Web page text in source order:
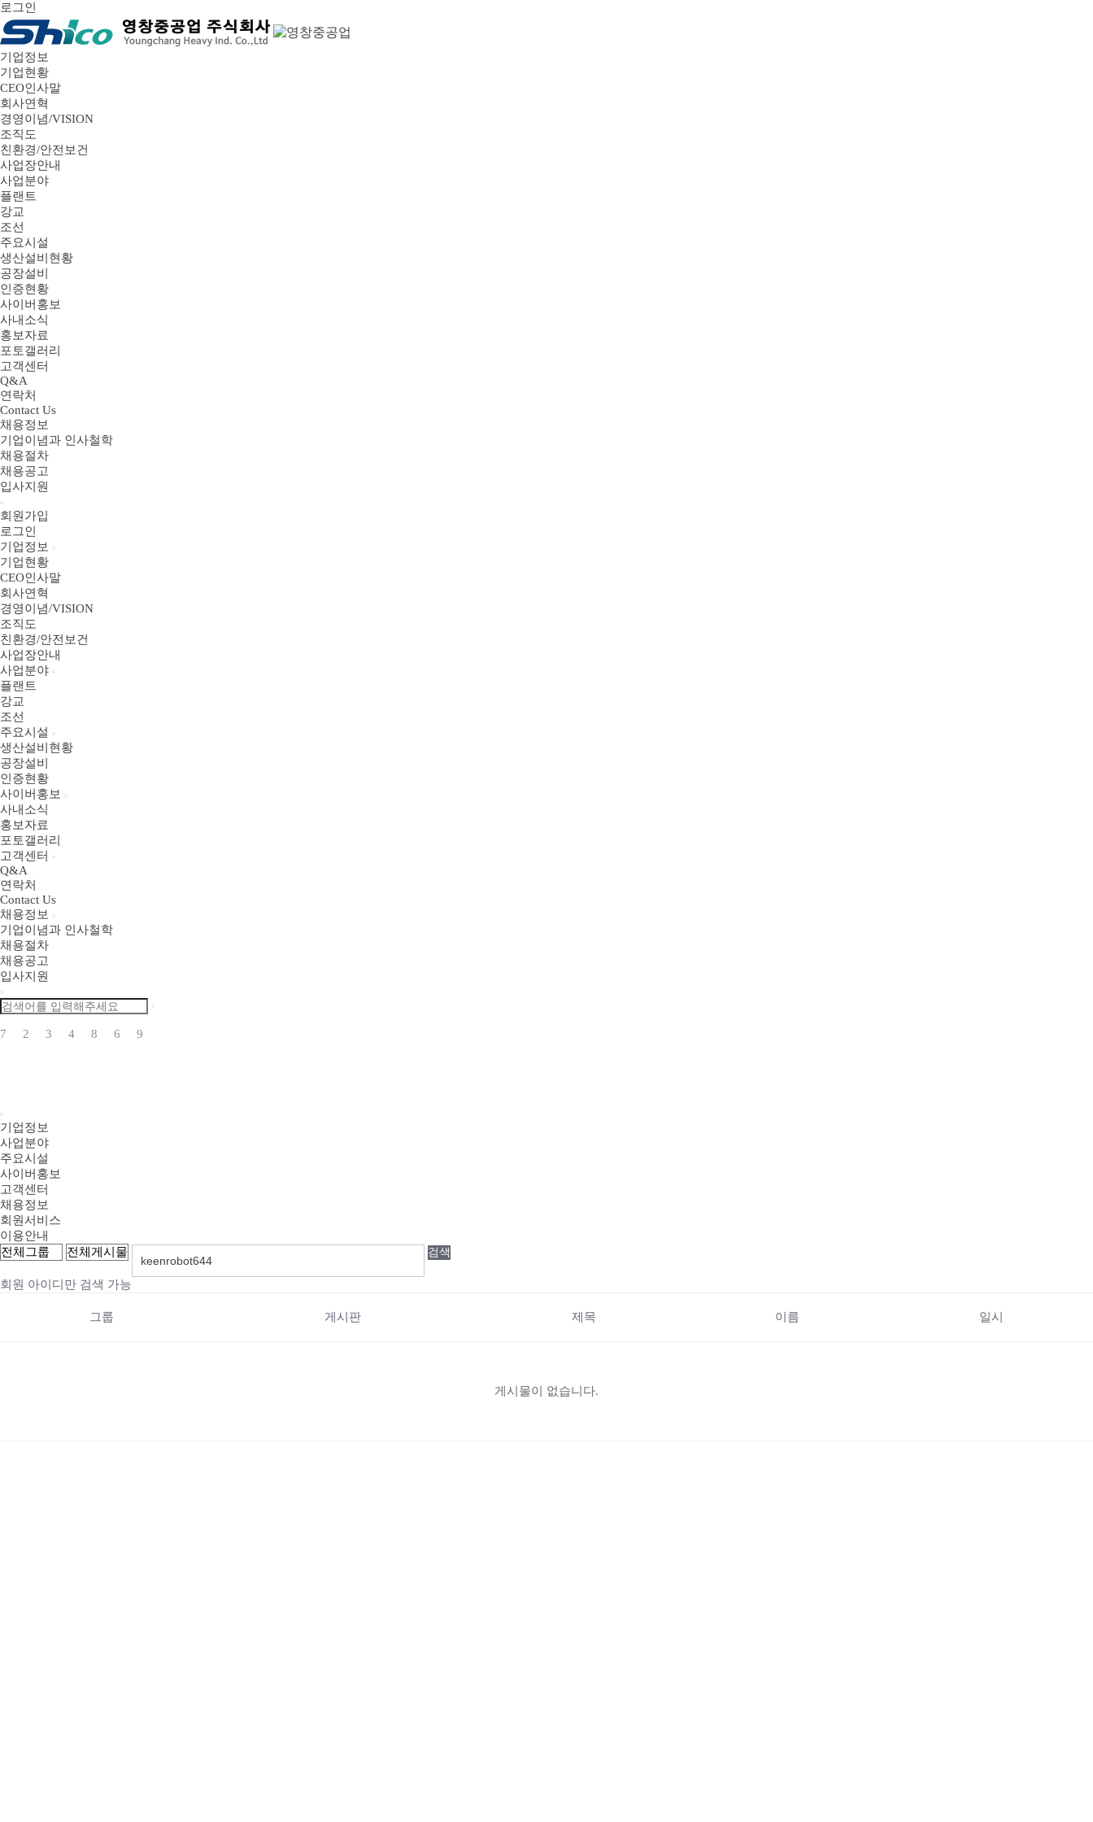
로그인
기업정보
기업현황
CEO인사말
회사연혁
경영이념/VISION
조직도
친환경/안전보건
사업장안내
사업분야
플랜트
강교
조선
주요시설
생산설비현황
공장설비
인증현황
사이버홍보
사내소식
홍보자료
포토갤러리
고객센터
Q&A
연락처
Contact Us
채용정보
기업이념과 인사철학
채용절차
채용공고
입사지원
회원가입
로그인
기업정보
기업현황
CEO인사말
회사연혁
경영이념/VISION
조직도
친환경/안전보건
사업장안내
사업분야
플랜트
강교
조선
주요시설
생산설비현황
공장설비
인증현황
사이버홍보
사내소식
홍보자료
포토갤러리
고객센터
Q&A
연락처
Contact Us
채용정보
기업이념과 인사철학
채용절차
채용공고
입사지원
7 2 3 4 8 6 9
기업정보
사업분야
주요시설
사이버홍보
고객센터
채용정보
회원서비스
이용안내
검색
회원 아이디만 검색 가능
그룹 게시판 제목 이름 일시
게시물이 없습니다.